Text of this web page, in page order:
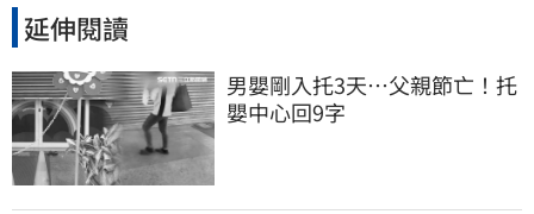
延伸閱讀
男嬰剛入托3天…父親節亡！托
嬰中心回9字